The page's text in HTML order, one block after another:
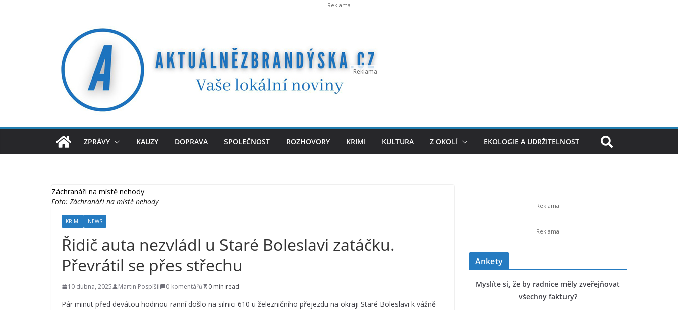
ZPRÁVY KAUZY DOPRAVA SPOLEČNOST ROZHOVORY KRIMI KULTURA Z OKOLÍ EKOLOGIE A UDRŽITELNOST
Záchranáři na místě nehody
Foto: Záchranáři na místě nehody
KRIMI NEWS
Řidič auta nezvládl u Staré Boleslavi zatáčku.
Převrátil se přes střechu
10 dubna, 2025 Martin Pospíšil 0 komentářů 0 min read
Pár minut před devátou hodinou ranní došlo na silnici 610 u železničního přejezdu na okraji Staré Boleslavi k vážně
Ankety
Myslíte si, že by radnice měly zveřejňovat
všechny faktury?